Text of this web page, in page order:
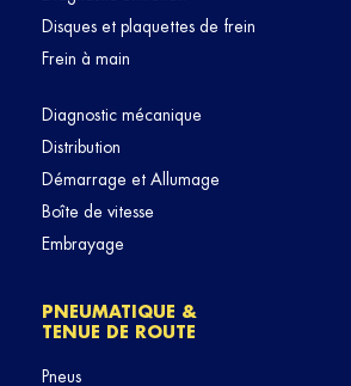
Disques et plaquettes de frein
Frein à main
Diagnostic mécanique
Distribution
Démarrage et Allumage
Boîte de vitesse
Embrayage
PNEUMATIQUE &
TENUE DE ROUTE
Pneus